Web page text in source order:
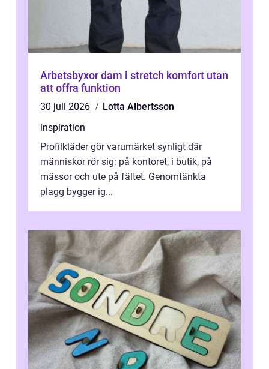
Arbetsbyxor dam i stretch komfort utan
att offra funktion
30 juli 2026
Lotta Albertsson
inspiration
Profilkläder gör varumärket synligt där
människor rör sig: på kontoret, i butik, på
mässor och ute på fältet. Genomtänkta
plagg bygger ig...